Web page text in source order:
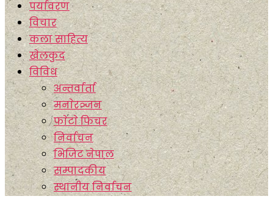
पर्यावरण
विचार
कला साहित्य
खेलकुद
विविध
अन्तर्वार्ता
मनाेरञ्जन
फाेटाे फिचर
निर्वाचन
भिजिट नेपाल
सम्पादकीय
स्थानीय निर्वाचन